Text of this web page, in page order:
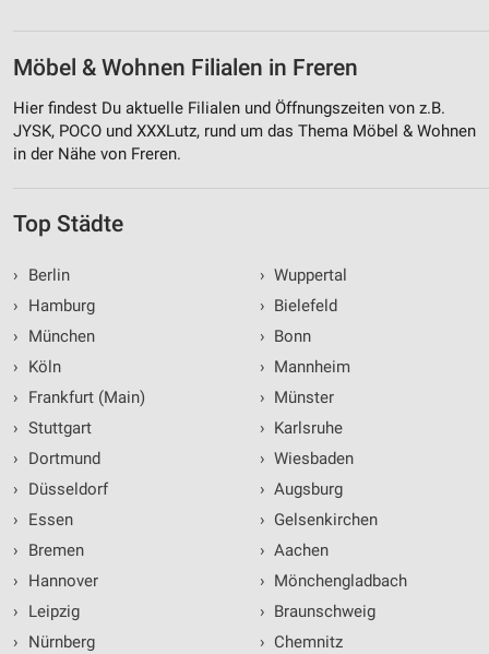
Möbel & Wohnen Filialen in Freren
Hier findest Du aktuelle Filialen und Öffnungszeiten von z.B.
JYSK, POCO und XXXLutz, rund um das Thema Möbel & Wohnen
in der Nähe von Freren.
Top Städte
›
Berlin
›
Hamburg
›
München
›
Köln
›
Frankfurt (Main)
› Stuttgart
›
Dortmund
›
Düsseldorf
›
Essen
›
Bremen
›
Hannover
›
Leipzig
›
Nürnberg
› Wuppertal
› Bielefeld
› Bonn
› Mannheim
› Münster
› Karlsruhe
› Wiesbaden
› Augsburg
› Gelsenkirchen
› Aachen
› Mönchengladbach
› Braunschweig
› Chemnitz